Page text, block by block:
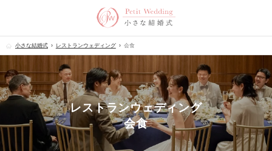
小さな結婚式 レストランウェディング 会食
レストランウェディング
会食